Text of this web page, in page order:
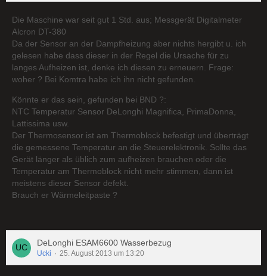
Die Maschine war seit gut 1 Std. aus; Messgerät Digitalmeter
Alcron DT-380
Da der Sensor an der Dampfheizung aber nichts hergibt u. ich
gelesen habe dass dieser in der Regel die Ursache für zu
langes Aufheizen ist, denke ich diesen zu erneuern. Frage:
woher ? Bei Komtra habe ich ihn nicht gefunden.
Könnte er das sein, gefunden bei BND ?:
NTC Temperatur Sensor DeLonghi Magnifica, PrimaDonna,
Lattissima usw.
Der Thermosensor ist am Thermoblock befestigt und überträgt
die gemessene Temperatur an die Steuerelektronik. Sollte das
Gerät länger als üblich zum aufheizen brauchen oder die
Temperatur am Thermoblock nicht mehr stimmen, dann ist
meistens dieser Sensor defekt.
Brauch er Wärmeleitpaste ?
DeLonghi ESAM6600 Wasserbezug
Ucki 25. August 2013 um 13:20